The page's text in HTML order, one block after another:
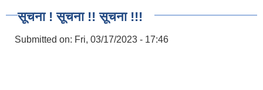
सूचना ! सूचना !! सूचना !!!
Submitted on: Fri, 03/17/2023 - 17:46